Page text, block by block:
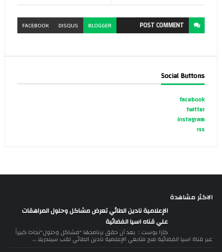
POSTCOMMENT
BLOGGER
DISQUS
FACEBOOK
Social Buttons
facebook
twitter
instagram
rss
الاكثر مشاهدة
الإعلامية نادين الطائي تعرض مشاكل وحلول المراهقات
علي قناه اسيا الفضائية
كازا بوست : بعد أن حقق برنامجها "مشاكل وحلول"نجاحا كبيراً
عبر قناة اسيا الفضائية منح متابعي الإعلامية نادين الطائي لقب سيندريلا ...